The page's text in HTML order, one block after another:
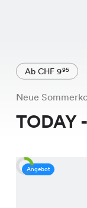
Ab CHF 995
Neue
TODAY
Angebot